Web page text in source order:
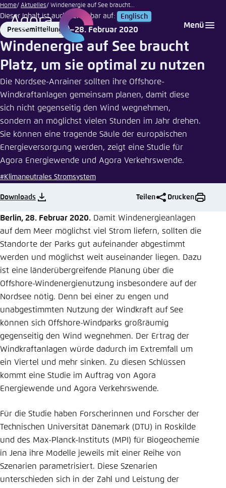
Zum
Hauptinhalt
gehen
Menü
Home Aktuelles Windenergie auf See braucht...
Dieser Inhalt ist auch verfügbar auf: Englisch
Format
Pressemitteilung
Date
28. Februar 2020
Windenergie auf See braucht
Platz, um sie optimal zu nutzen
Die Nordsee-Anrainer sollten ihre Offshore-
Windkraftanlagen gemeinsam planen, damit diese
sich nicht gegenseitig den Wind wegnehmen,
sondern an möglichst vielen Stunden im Jahr drehen.
Sie können eine tragende Säule der europäischen
Energieversorgung werden, zeigt eine Studie für
Agora Energiewende und Agora Verkehrswende.
#Klimaneutrales Stromsystem
Nicholas
Free |
iStockphoto
Downloads Teilen Drucken
Berlin, 28. Februar 2020. Damit Windenergieanlagen
auf dem Meer möglichst viel Strom liefern, sollten die
Standorte der Parks gut aufeinander abgestimmt
werden und möglichst weit auseinander liegen. Dazu
ist eine länderübergreifende Planung über die
Offshore-Windenergienutzung insbesondere auf der
Nordsee nötig. Denn bei einer zu engen und
unabgestimmten Nutzung der Windkraft auf See
können sich Offshore-Windparks großräumig
gegenseitig den Wind wegnehmen. Der Ertrag der
Windkraftanlagen würde dadurch im Extremfall um
ein Viertel und mehr sinken. Zu diesen Schlüssen
kommt eine Studie im Auftrag von Agora
Energiewende und Agora Verkehrswende.
Für die Studie haben Forscherinnen und Forscher der
Technischen Universität Dänemark (DTU) in Roskilde
und des Max-Planck-Instituts (MPI) für Biogeochemie
in Jena ihre Modelle jeweils mit einer Reihe von
Szenarien parametrisiert. Diese Szenarien
unterschieden sich in der Zahl und Leistung der
Login
Melden Sie sich an um ..., ... und ... zu verwalten.
Benutzername
Passwort Passwort vergessen?
Anmelden
Noch kein Benutzerkonto?
Abbrechen
Sprache auswählen
Englisch
Deutsch
Agora Think Tanks
Erscheinungsbild der Webseite
Diese Webseite passt ihr Farbschema basierend
auf Ihren Einstellungen an. Wählen Sie aus,
welches Farbschema Sie für diese Webseite
verwenden möchten.
Close
Hell
Dunkel
Automatisch
Einstellung für diese Webseite im Browser
speichern
Übernehmen